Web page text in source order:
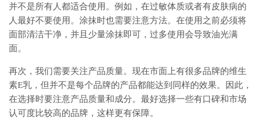
并不是所有人都适合使用。例如，在过敏体质或者有皮肤病的
人最好不要使用。涂抹时也需要注意方法。在使用之前必须将
面部清洁干净，并且少量涂抹即可，过多使用会导致油光满
面。
再次，我们需要关注产品质量。现在市面上有很多品牌的维生
素E乳，但并不是每个品牌的产品都能达到同样的效果。因此，
在选择时要注意产品质量和成分。最好选择一些有口碑和市场
认可度比较高的品牌，这样更有保障。